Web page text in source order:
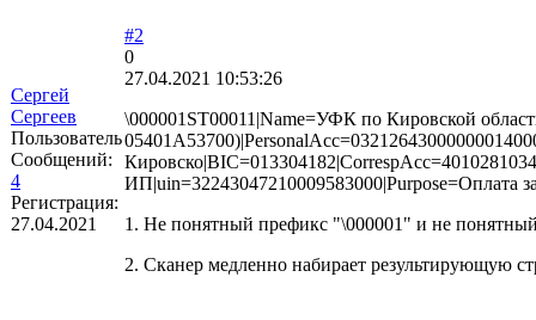
Сергей
Сергеев
Пользователь
Сообщений:
4
Регистрация:
27.04.2021
#2
0
27.04.2021 10:53:26
\000001ST00011|Name=УФК по Кировской
1. Не понятный префикс "\000001" и не
2. Сканер медленно набирает результирующую